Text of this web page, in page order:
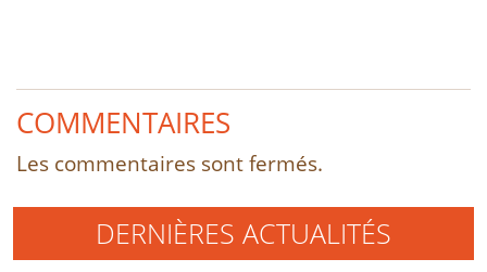
COMMENTAIRES
Les commentaires sont fermés.
DERNIÈRES ACTUALITÉS